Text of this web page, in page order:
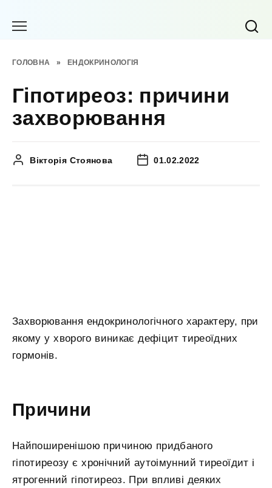
ГОЛОВНА » ЕНДОКРИНОЛОГІЯ
Гіпотиреоз: причини
захворювання
Вікторія Стоянова 01.02.2022
Захворювання ендокринологічного характеру, при
якому у хворого виникає дефіцит тиреоїдних
гормонів.
Причини
Найпоширенішою причиною придбаного
гіпотиреозу є хронічний аутоімунний тиреоїдит і
ятрогенний гіпотиреоз. При впливі деяких